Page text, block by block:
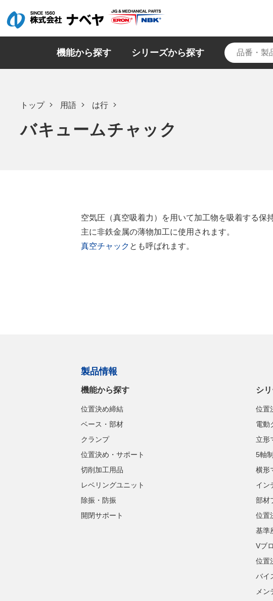
機能から探す シリーズから探す
トップ 用語 は行
バキュームチャック
空気圧（真空吸着力）を用いて加工物を吸着する保持
主に非鉄金属の薄物加工に使用されます。
真空チャック とも呼ばれます。
製品情報
機能から探す
位置決め締結
ベース・部材
クランプ
位置決め・サポート
切削加工用品
レベリングユニット
除振・防振
開閉サポート
シ
位置
電動
立形
5軸
横形
イン
部材
位置
基準
Vブ
位置
バイ
メン